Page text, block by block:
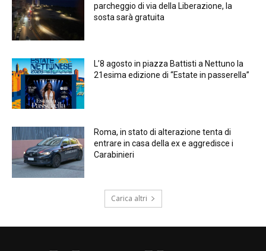
parcheggio di via della Liberazione, la
sosta sarà gratuita
L’8 agosto in piazza Battisti a Nettuno la
21esima edizione di “Estate in passerella”
Roma, in stato di alterazione tenta di
entrare in casa della ex e aggredisce i
Carabinieri
Carica altri